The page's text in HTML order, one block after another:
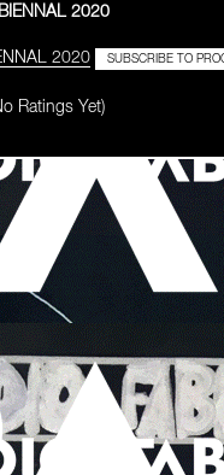
2020
2020 SUBSCRIBE TO
Ratings Yet)